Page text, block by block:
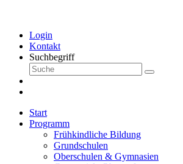
Login
Kontakt
Suchbegriff
Start
Programm
Frühkindliche Bildung
Grundschulen
Oberschulen & Gymnasien